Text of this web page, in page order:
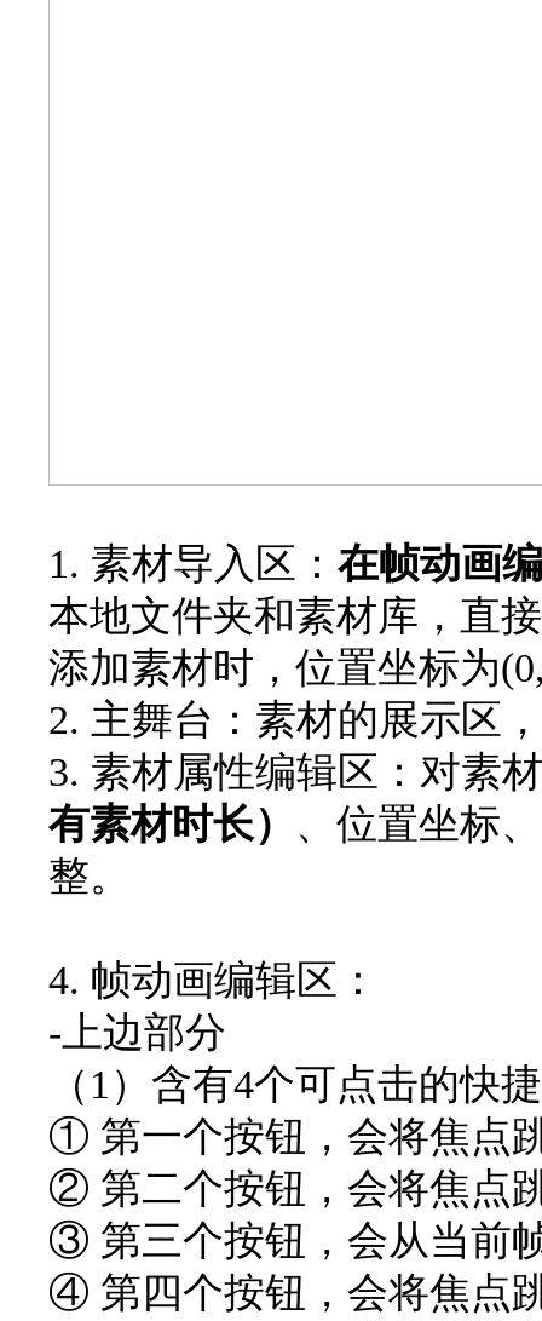
1. 素材导入区： 在帧动画
本地文件夹和素材库，直
添加素材时，位置坐标为
2. 主舞台：素材的展示区
3. 素材属性编辑区：对素
有素材时长） 、位置坐标
整。
4. 帧动画编辑区：
-上边部分
（1）含有4个可点击的快
① 第一个按钮，会将焦点
② 第二个按钮，会将焦点
③ 第三个按钮，会从当前
④ 第四个按钮，会将焦点